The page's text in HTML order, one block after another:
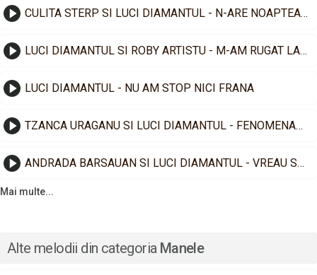
CULITA STERP SI LUCI DIAMANTUL - N-ARE NOAPTEA ORE
LUCI DIAMANTUL SI ROBY ARTISTU - M-AM RUGAT LA DUMNEZEU
LUCI DIAMANTUL - NU AM STOP NICI FRANA
TZANCA URAGANU SI LUCI DIAMANTUL - FENOMENALA
ANDRADA BARSAUAN SI LUCI DIAMANTUL - VREAU SA-MI TRAIESC VIATA
Mai multe...
Alte melodii din categoria Manele